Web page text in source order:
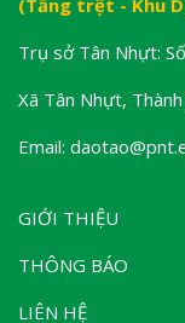
(Tầng trệt - Khu
Trụ sở Tân Nhựt:
Xã Tân Nhựt,
Email:
GIỚI THIỆU
THÔNG BÁO
LIÊN HỆ